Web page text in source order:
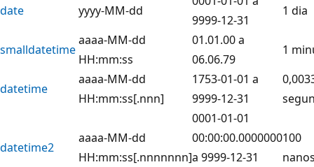
date yyyy-MM-dd
9999-12-31
1 dia
smalldatetime
aaaa-MM-dd
HH:mm:ss
01.01.00 a
06.06.79
1
datetime
aaaa-MM-dd
HH:mm:ss[.nnn]
1753-01-01 a
9999-12-31
datetime2
aaaa-MM-dd
HH:mm:ss[.nnnnnnn]
0001-01-01
00:00:00.0000000
a 9999-12-31
100